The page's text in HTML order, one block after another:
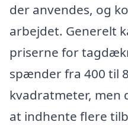
der anvendes, og
arbejdet. Generelt
priserne for
spænder fra 400 til
kvadratmeter, men
at indhente flere